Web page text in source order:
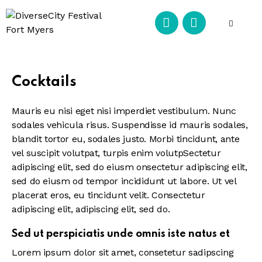
Cocktails
Mauris eu nisi eget nisi imperdiet vestibulum. Nunc
sodales vehicula risus. Suspendisse id mauris sodales,
blandit tortor eu, sodales justo. Morbi tincidunt, ante
vel suscipit volutpat, turpis enim volutpSectetur
adipiscing elit, sed do eiusm onsectetur adipiscing elit,
sed do eiusm od tempor incididunt ut labore. Ut vel
placerat eros, eu tincidunt velit. Consectetur
adipiscing elit, adipiscing elit, sed do.
Sed ut perspiciatis unde omnis iste natus et
Lorem ipsum dolor sit amet, consetetur sadipscing